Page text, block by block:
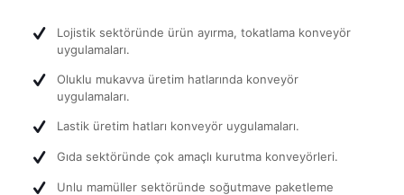
Lojistik sektöründe ürün ayırma, tokatlama konveyör
uygulamaları.
Oluklu mukavva üretim hatlarında konveyör
uygulamaları.
Lastik üretim hatları konveyör uygulamaları.
Gıda sektöründe çok amaçlı kurutma konveyörleri.
Unlu mamüller sektöründe soğutmave paketleme